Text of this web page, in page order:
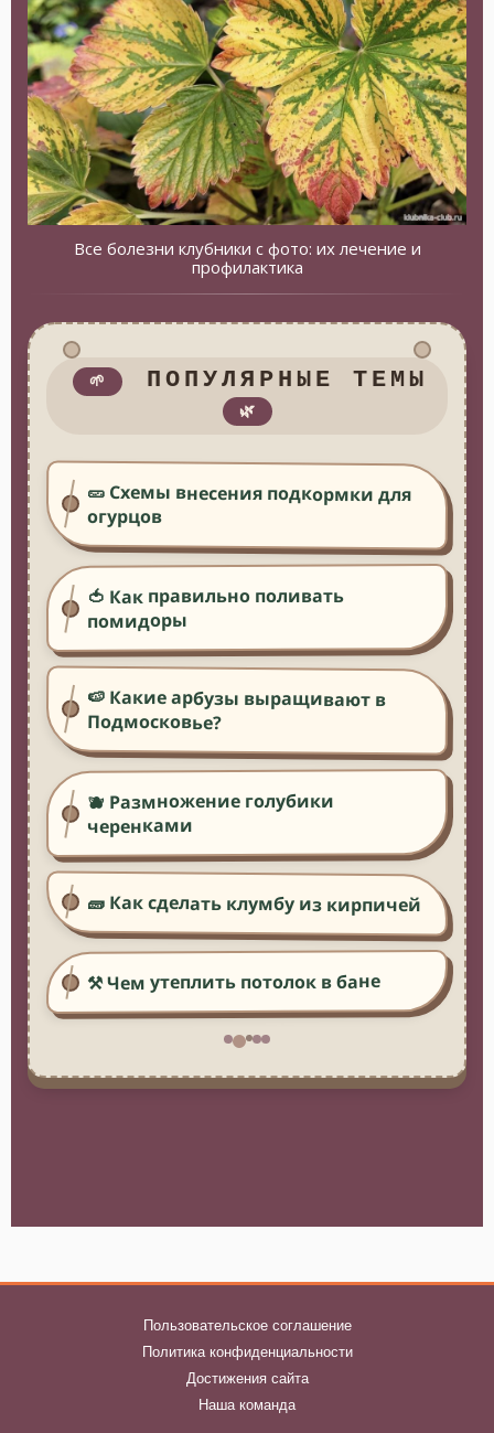
Все болезни клубники с фото: их лечение и
профилактика
🌱 ПОПУЛЯРНЫЕ ТЕМЫ
🌿
🥒 Схемы внесения подкормки для
огурцов
🍅 Как правильно поливать
помидоры
🍉 Какие арбузы выращивают в
Подмосковье?
🫐 Размножение голубики
черенками
🧱 Как сделать клумбу из кирпичей
⚒️ Чем утеплить потолок в бане
Пользовательское соглашение
Политика конфиденциальности
Достижения сайта
Наша команда